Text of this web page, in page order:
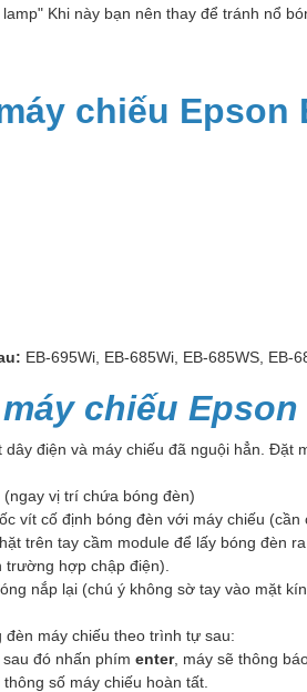
Khi này bạn nên thay để tránh nổ
chiếu Epson
EB-695Wi, EB-685Wi, EB-685WS, EB-
chiếu Epson
điện và máy chiếu đã nguội hẳn.
vị trí chứa bóng đèn)
vít cố định bóng đèn với máy chiếu
trên tay cầm module để lấy bóng đèn
hợp chập điện).
nắp lại (chú ý không sờ tay vào mặt
máy chiếu theo trình tự sau:
sau đó nhấn phím enter, máy sẽ thông
số máy chiếu hoàn tất.